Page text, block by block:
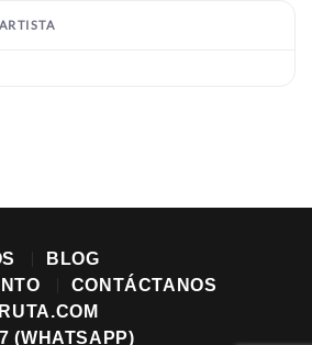
BLOG
CONTÁCTANOS
(WHATSAPP)